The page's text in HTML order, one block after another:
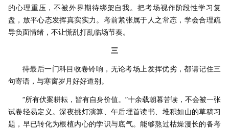
的心理重压，不被外界期待绑架自我。把考场视作阶段性学习复
盘，放平心态发挥真实实力。考前紧张属于人之常态，学会合理疏
导负面情绪，不让慌乱打乱临场节奏。
三
待最后一门科目收卷铃响，无论考场上发挥优劣，都请记住三
句寄语，与寒窗岁月好好道别。
“所有伏案耕耘，皆有自身价值。”十余载朝暮苦读，不会被一张
试卷轻易定义。深夜挑灯演算、午后埋首读书、堆积如山的草稿习
题，早已转化为根植内心的学识与底气。能够熬过枯燥漫长的备考